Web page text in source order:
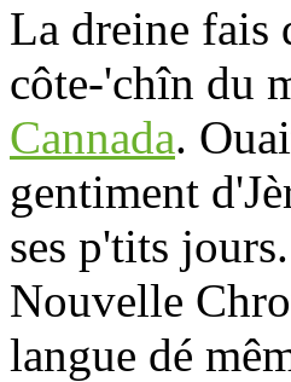
La dreine fais
côte-'chîn du
Cannada.
gentiment
ses p'tits
Nouvelle
langue dé